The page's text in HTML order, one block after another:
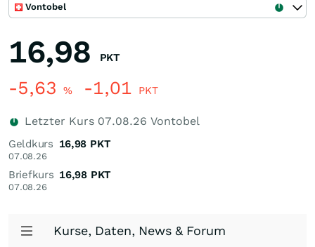
Vontobel
16,98 PKT
-5,63 % -1,01 PKT
Letzter Kurs 07.08.26 Vontobel
Geldkurs
07.08.26
16,98 PKT
Briefkurs
07.08.26
16,98 PKT
Kurse, Daten, News & Forum